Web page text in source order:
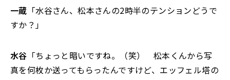
一蔵 「水谷さん、松本さんの2時半のテンションどうで
すか？」
水谷 「ちょっと暗いですね。（笑） 松本くんから写
真を何枚か送ってもらったんですけど、エッフェル塔の